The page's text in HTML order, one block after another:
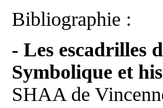
Bibliographie :
- Les escadrilles
Symbolique et
SHAA de